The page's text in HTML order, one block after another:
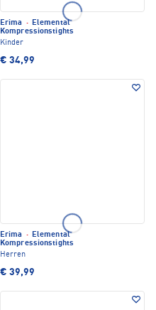
Erima · Elemental
Kompressionstights
Kinder
€ 34,99
Erima · Elemental
Kompressionstights
Herren
€ 39,99